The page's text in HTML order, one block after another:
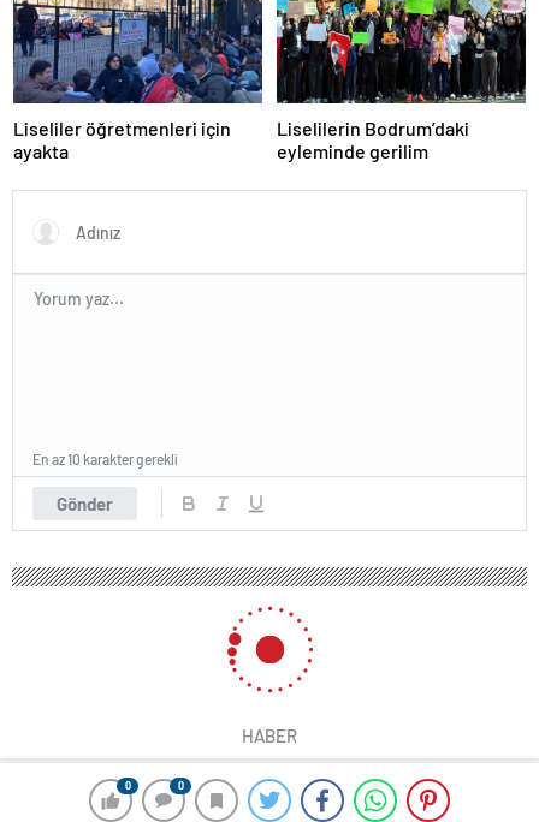
0 0
Liseliler öğretmenleri için
ayakta
Liselilerin Bodrum’daki
eyleminde gerilim
Gönder
En az 10 karakter gerekli
HABER